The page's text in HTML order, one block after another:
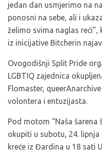
jedan dan usmjerimo na
ponosni na sebe, ali i
želimo svima naglas reći”,
iz inicijative Bitcherin
Ovogodišnji Split Pride
LGBTIQ zajednica
Flomaster,
volontera i entuzijasta.
Pod motom “Naša šarena
okupiti u subotu, 24.
kreće iz Đardina u 18 sati